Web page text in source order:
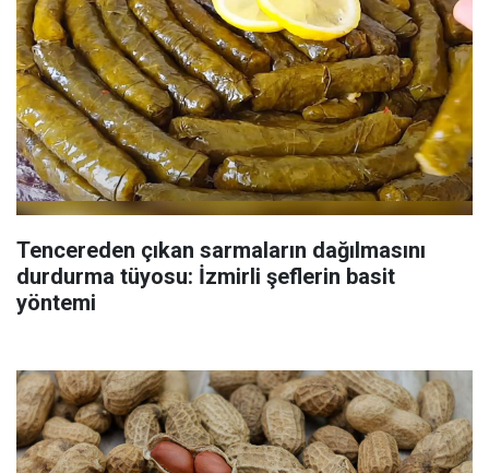
Tencereden çıkan sarmaların dağılmasını
durdurma tüyosu: İzmirli şeflerin basit
yöntemi